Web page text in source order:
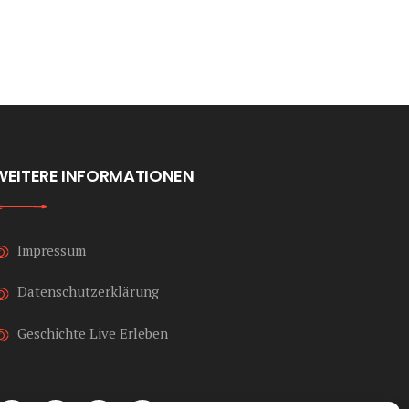
INFORMATIONEN
Impressum
Datenschutzerklärung
Geschichte Live Erleben